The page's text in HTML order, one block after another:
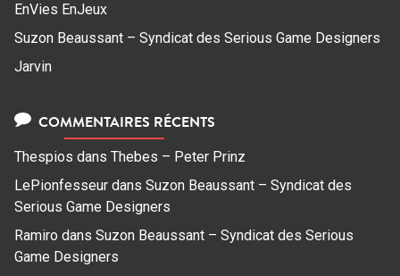
EnVies EnJeux
Suzon Beaussant – Syndicat des Serious Game Designers
Jarvin
COMMENTAIRES RÉCENTS
Thespios dans Thebes – Peter Prinz
LePionfesseur dans Suzon Beaussant – Syndicat des
Serious Game Designers
Ramiro dans Suzon Beaussant – Syndicat des Serious
Game Designers